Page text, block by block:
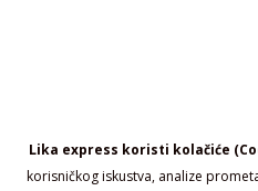
Lika express koristi kolačiće
korisničkog iskustva, analize